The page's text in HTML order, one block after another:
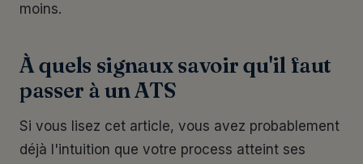
moins.
À quels signaux savoir qu'il faut
passer à un ATS
Si vous lisez cet article, vous avez probablement
déjà l'intuition que votre process atteint ses